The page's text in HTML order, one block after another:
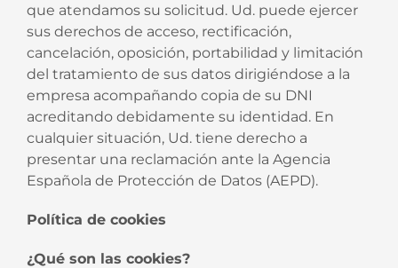
que atendamos su solicitud. Ud. puede ejercer
sus derechos de acceso, rectificación,
cancelación, oposición, portabilidad y limitación
del tratamiento de sus datos dirigiéndose a la
empresa acompañando copia de su DNI
acreditando debidamente su identidad. En
cualquier situación, Ud. tiene derecho a
presentar una reclamación ante la Agencia
Española de Protección de Datos (AEPD).
Política de cookies
¿Qué son las cookies?